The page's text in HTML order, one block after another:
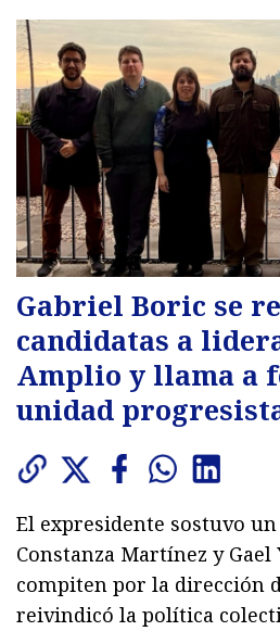
Gabriel Boric se
candidatas a
Amplio y llama a
unidad
El expresidente sostuvo
Constanza Martínez y
compiten por la dirección
reivindicó la política